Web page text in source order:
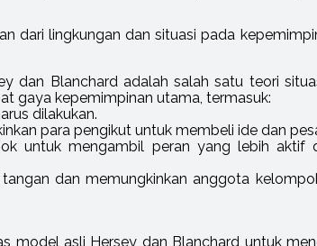
dari lingkungan dan situasi pada
dan Blanchard adalah salah satu teori
gaya kepemimpinan utama, termasuk:
dilakukan.
para pengikut untuk membeli ide dan
untuk mengambil peran yang lebih aktif
dan memungkinkan anggota
model asli Hersey dan Blanchard untuk